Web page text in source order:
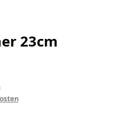
23cm